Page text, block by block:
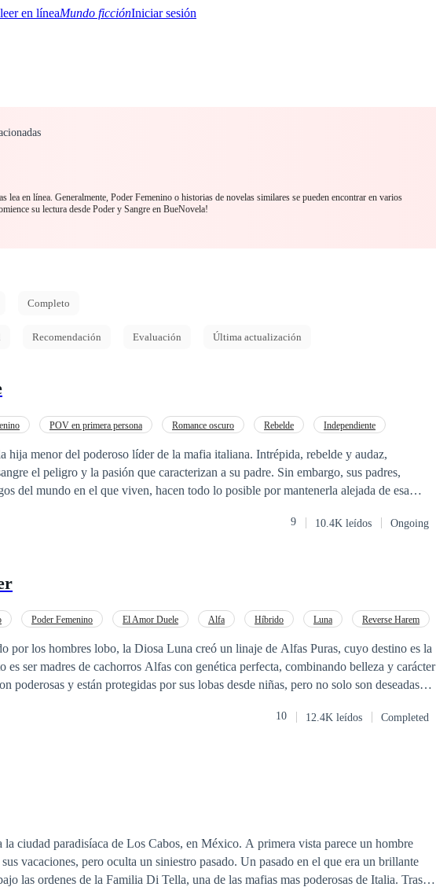
Mundo ficciónIniciar sesión
lea en línea. Generalmente, Poder Femenino o historias de novelas similares se pueden encontrar en varios
su lectura desde Poder y Sangre en BueNovela!
Completo
Recomendación Evaluación Última actualización
POV en primera persona Romance oscuro Rebelde
Independiente
hija menor del poderoso líder de la mafia italiana. Intrépida, rebelde y audaz,
el peligro y la pasión que caracterizan a su padre. Sin embargo, sus padres,
del mundo en el que viven, hacen todo lo posible por mantenerla alejada de esa
de desobedecer y causar problemas. Tercer libro de la saga “Legado de Sangre”
9 10.4K leídos Ongoing
Poder Femenino El Amor Duele Alfa Híbrido Luna
Reverse Harem
por los hombres lobo, la Diosa Luna creó un linaje de Alfas Puras, cuyo destino es la
es ser madres de cachorros Alfas con genética perfecta, combinando belleza y carácter
poderosas y están protegidas por sus lobas desde niñas, pero no solo son deseadas
dominantes son selectivas y no se dejan intimidar por nada ni nadie. A diferencia de
aprender a luchar contra los celos de compartirlas.
10 12.4K leídos Completed
la ciudad paradisíaca de Los Cabos, en México. A primera vista parece un hombre
vacaciones, pero oculta un siniestro pasado. Un pasado en el que era un brillante
las ordenes de la Familia Di Tella, una de las mafias mas poderosas de Italia. Tras